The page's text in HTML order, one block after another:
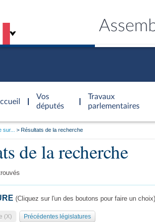
Vos
députés
Travaux
parlementaires
Résultats de la recherche
de la recherche
(Cliquez sur l'un des boutons pour faire un choix)
(X) Précédentes législatures